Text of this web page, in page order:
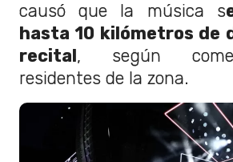
causó que la música s
hasta 10 kilómetros de
recital , según
residentes de la zona.